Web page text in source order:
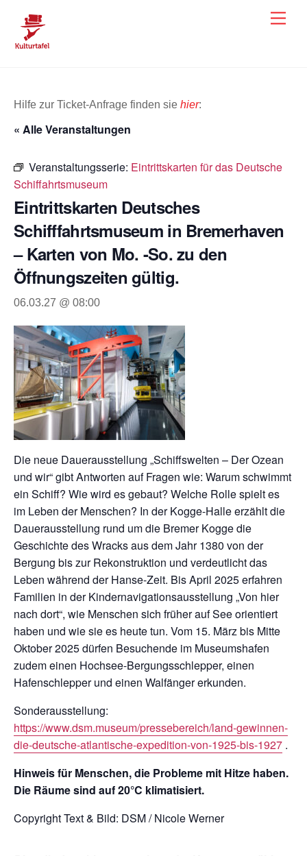
content
Hilfe zur Ticket-Anfrage finden sie hier:
« Alle Veranstaltungen
Veranstaltungsserie: Eintrittskarten für das Deutsche
Schiffahrtsmuseum
Eintrittskarten Deutsches
Schifffahrtsmuseum in Bremerhaven
– Karten von Mo. -So. zu den
Öffnungszeiten gültig.
06.03.27 @ 08:00
Die neue Dauerausstellung „Schiffswelten – Der Ozean
und wir“ gibt Antworten auf Fragen wie: Warum schwimmt
ein Schiff? Wie wird es gebaut? Welche Rolle spielt es
im Leben der Menschen? In der Kogge-Halle erzählt die
Dauerausstellung rund um die Bremer Kogge die
Geschichte des Wracks aus dem Jahr 1380 von der
Bergung bis zur Rekonstruktion und verdeutlicht das
Leben während der Hanse-Zeit. Bis April 2025 erfahren
Familien in der Kindernavigationsausstellung „Von hier
nach dort“, wie Menschen sich früher auf See orientiert
haben und wie sie es heute tun. Vom 15. März bis Mitte
Oktober 2025 dürfen Besuchende im Museumshafen
zudem einen Hochsee-Bergungsschlepper, einen
Hafenschlepper und einen Walfänger erkunden.
Sonderausstellung:
https://www.dsm.museum/pressebereich/land-gewinnen-
die-deutsche-atlantische-expedition-von-1925-bis-1927 .
Hinweis für Menschen, die Probleme mit Hitze haben.
Die Räume sind auf 20°C klimatisiert.
Copyright Text & Bild: DSM / Nicole Werner